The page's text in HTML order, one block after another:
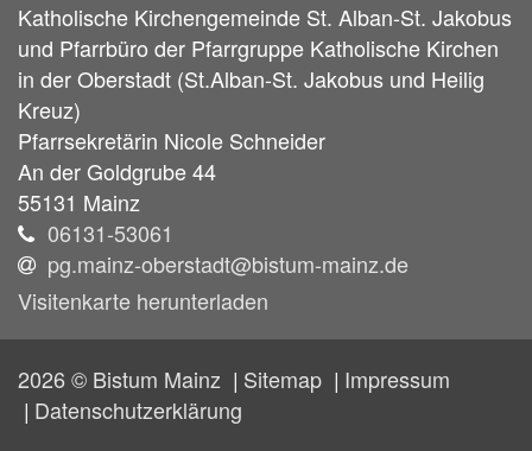
Katholische Kirchengemeinde St. Alban-St. Jakobus
und Pfarrbüro der Pfarrgruppe Katholische Kirchen
in der Oberstadt (St.Alban-St. Jakobus und Heilig
Kreuz)
Pfarrsekretärin Nicole Schneider
An der Goldgrube 44
55131 Mainz
06131-53061
pg.mainz-oberstadt@bistum-mainz.de
Visitenkarte herunterladen
2026 © Bistum Mainz Sitemap
Impressum
Datenschutzerklärung